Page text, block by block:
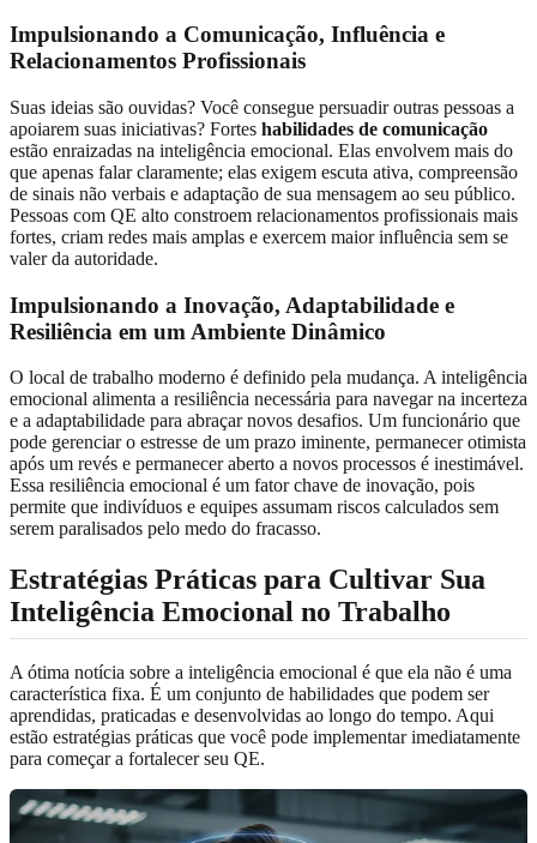
Impulsionando a Comunicação, Influência e
Relacionamentos Profissionais
Suas ideias são ouvidas? Você consegue persuadir outras pessoas a
apoiarem suas iniciativas? Fortes habilidades de comunicação
estão enraizadas na inteligência emocional. Elas envolvem mais do
que apenas falar claramente; elas exigem escuta ativa, compreensão
de sinais não verbais e adaptação de sua mensagem ao seu público.
Pessoas com QE alto constroem relacionamentos profissionais mais
fortes, criam redes mais amplas e exercem maior influência sem se
valer da autoridade.
Impulsionando a Inovação, Adaptabilidade e
Resiliência em um Ambiente Dinâmico
O local de trabalho moderno é definido pela mudança. A inteligência
emocional alimenta a resiliência necessária para navegar na incerteza
e a adaptabilidade para abraçar novos desafios. Um funcionário que
pode gerenciar o estresse de um prazo iminente, permanecer otimista
após um revés e permanecer aberto a novos processos é inestimável.
Essa resiliência emocional é um fator chave de inovação, pois
permite que indivíduos e equipes assumam riscos calculados sem
serem paralisados pelo medo do fracasso.
Estratégias Práticas para Cultivar Sua
Inteligência Emocional no Trabalho
A ótima notícia sobre a inteligência emocional é que ela não é uma
característica fixa. É um conjunto de habilidades que podem ser
aprendidas, praticadas e desenvolvidas ao longo do tempo. Aqui
estão estratégias práticas que você pode implementar imediatamente
para começar a fortalecer seu QE.